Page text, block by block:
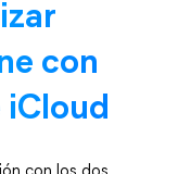
con
iCloud